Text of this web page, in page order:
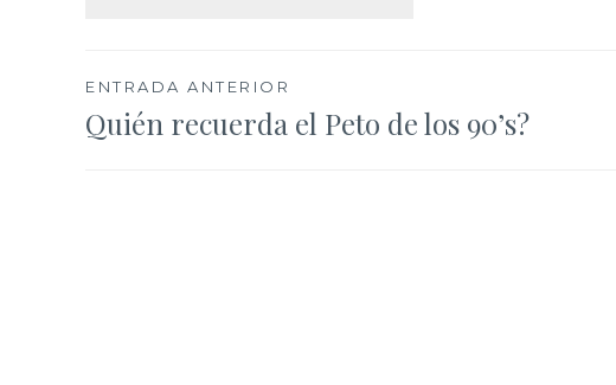
Navegación
de
ENTRADA ANTERIOR
Quién recuerda el Peto de los 90’s?